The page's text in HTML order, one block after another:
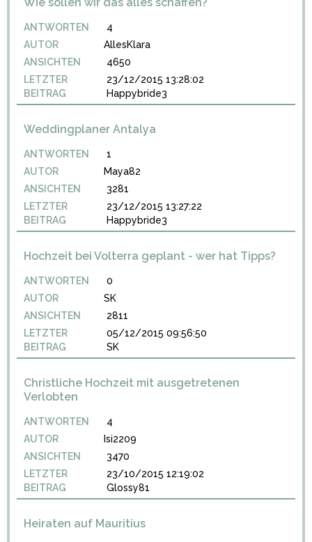
ANTWORTEN
4
AUTOR
AllesKlara
ANSICHTEN
4650
LETZTER
BEITRAG
23/12/2015 13:28:02
Happybride3
Weddingplaner Antalya
ANTWORTEN
1
AUTOR
Maya82
ANSICHTEN
3281
LETZTER
BEITRAG
23/12/2015 13:27:22
Happybride3
Hochzeit bei Volterra geplant - wer hat Tipps?
ANTWORTEN
0
AUTOR
SK
ANSICHTEN
2811
LETZTER
BEITRAG
05/12/2015 09:56:50
SK
Christliche Hochzeit mit ausgetretenen
Verlobten
ANTWORTEN
4
AUTOR
Isi2209
ANSICHTEN
3470
LETZTER
BEITRAG
23/10/2015 12:19:02
Glossy81
Heiraten auf Mauritius